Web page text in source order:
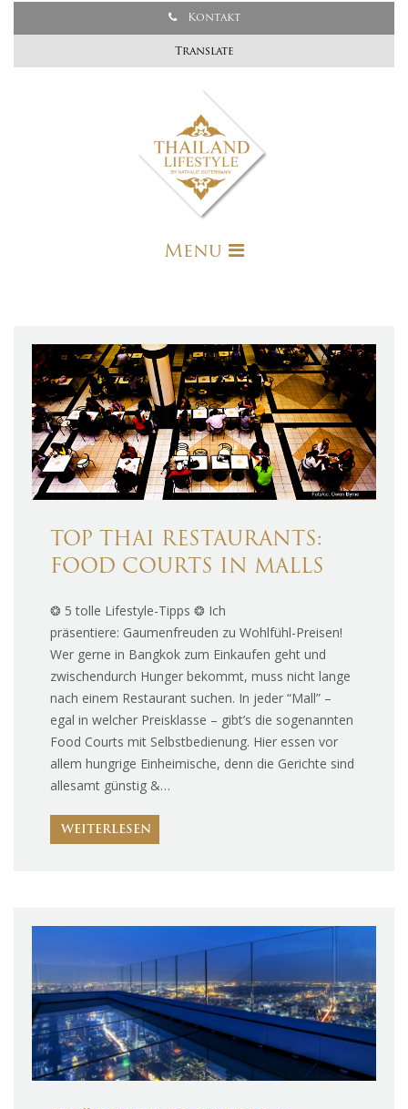
Kontakt
Translate
Menu
TOP THAI RESTAURANTS:
FOOD COURTS IN MALLS
❂ 5 tolle Lifestyle-Tipps ❂ Ich
präsentiere: Gaumenfreuden zu Wohlfühl-Preisen!
Wer gerne in Bangkok zum Einkaufen geht und
zwischendurch Hunger bekommt, muss nicht lange
nach einem Restaurant suchen. In jeder “Mall” –
egal in welcher Preisklasse – gibt’s die sogenannten
Food Courts mit Selbstbedienung. Hier essen vor
allem hungrige Einheimische, denn die Gerichte sind
allesamt günstig &…
WEITERLESEN